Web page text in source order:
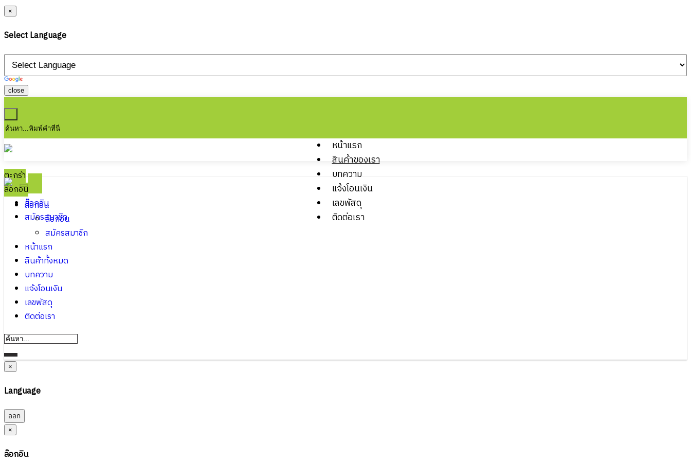
×
Select Language
close
ตะกร้า
ล๊อกอิน
ล๊อกอิน
สมัครสมาชิก
หน้าแรก
สินค้าของเรา
บทความ
แจ้งโอนเงิน
เลขพัสดุ
ติดต่อเรา
ล๊อกอิน
ล๊อกอิน
สมัครสมาชิก
หน้าแรก
สินค้าทั้งหมด
บทความ
แจ้งโอนเงิน
เลขพัสดุ
ติดต่อเรา
×
Language
ออก
×
ล๊อกอิน